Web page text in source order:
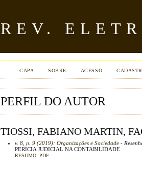
REV.
CAPA SOBRE ACESSO
PERFIL DO AUTOR
TIOSSI, FABIANO MARTIN,
v. 8, n. 9 (2019): Organizações e Sociedade -
PERÍCIA JUDICIAL NA CONTABILIDADE
RESUMO PDF